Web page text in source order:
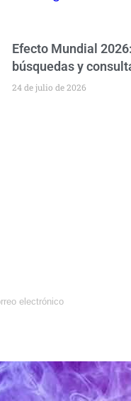
Efecto Mundial
búsquedas y
24 de julio de 2026